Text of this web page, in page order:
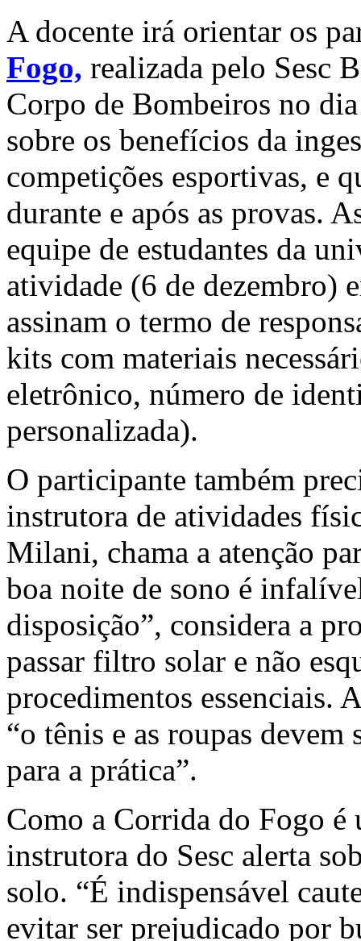
A docente irá orientar os
Fogo, realizada pelo Sesc
Corpo de Bombeiros no
sobre os benefícios da
competições esportivas, e
durante e após as provas.
equipe de estudantes da
atividade (6 de dezembro)
assinam o termo de
kits com materiais
eletrônico, número de
personalizada).
O participante também
instrutora de atividades
Milani, chama a atenção
boa noite de sono é
disposição”, considera a
passar filtro solar e não
procedimentos essenciais.
“o tênis e as roupas
para a prática”.
Como a Corrida do Fogo é
instrutora do Sesc alerta
solo. “É indispensável
evitar ser prejudicado por